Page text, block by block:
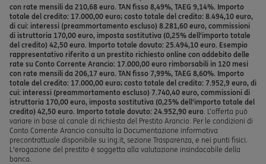
con rate mensili da 210,68 euro. TAN fisso 8,49%, TAEG 9,14%. Importo
totale del credito: 17.000,00 euro; costo totale del credito: 8.494,10 euro,
di cui: interessi (preammortamento escluso) 8.281,60 euro, commissioni
di istruttoria 170,00 euro, imposta sostitutiva (0,25% dell'importo totale
del credito) 42,50 euro. Importo totale dovuto: 25.494,10 euro. Esempio
rappresentativo riferito a un prestito richiesto online con addebito delle
rate su Conto Corrente Arancio: 17.000,00 euro rimborsabili in 120 mesi
con rate mensili da 206,17 euro. TAN fisso 7,99%, TAEG 8,60%. Importo
totale del credito: 17.000,00 euro; costo totale del credito: 7.952,9 euro, di
cui: interessi (preammortamento escluso) 7.740,40 euro, commissioni di
istruttoria 170,00 euro, imposta sostitutiva (0,25% dell'importo totale del
credito) 42,50 euro. Importo totale dovuto: 24.952,90 euro . L’offerta può
variare in base al canale di richiesta del Prestito Arancio. Per le condizioni di
Conto Corrente Arancio consulta la Documentazione informativa
precontrattuale disponibile su ing.it, sezione Trasparenza, e nei punti fisici.
L'erogazione del prestito è soggetta alla valutazione insindacabile della
banca.